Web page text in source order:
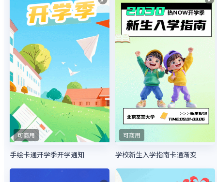
可商用
手绘卡通开学季开学通知
可商用
学校新生入学指南卡通渐变